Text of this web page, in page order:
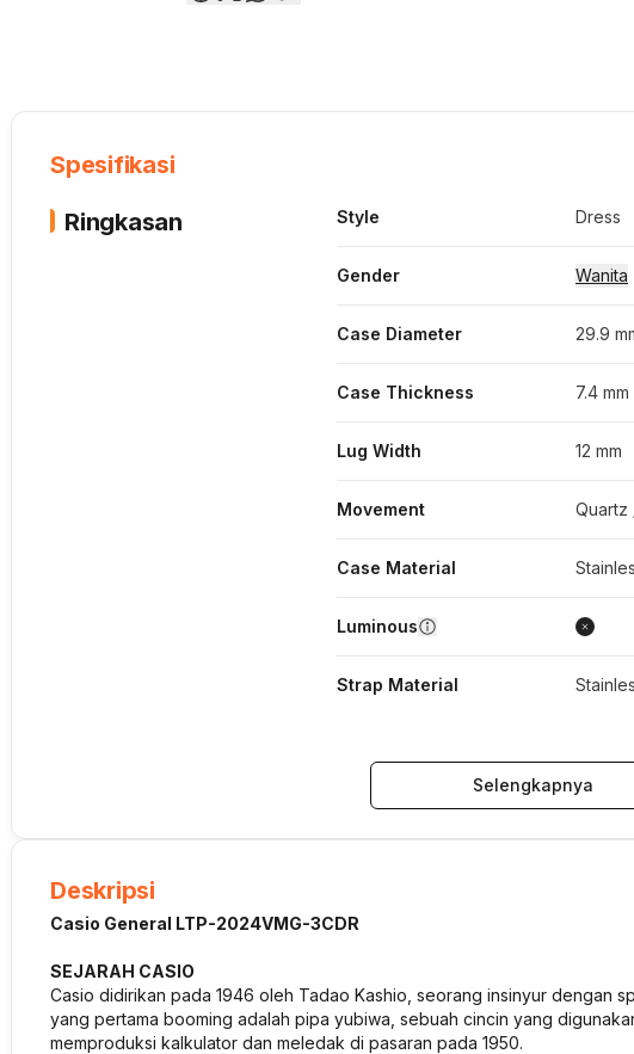
Spesifikasi
Ringkasan
Style Dress
Gender Wanita
Case Diameter 29.9
Case Thickness 7.4 mm
Lug Width 12 mm
Movement Quartz
Case Material
Luminous
Strap Material
Selengkapnya
Deskripsi
Casio General LTP-2024VMG-3CDR
SEJARAH CASIO
Casio didirikan pada 1946 oleh Tadao Kashio, seorang insinyur dengan
yang pertama booming adalah pipa yubiwa, sebuah cincin yang
memproduksi kalkulator dan meledak di pasaran pada 1950.